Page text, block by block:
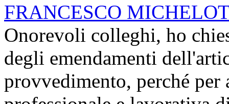
FRANCESCO
Onorevoli colleghi, ho
degli emendamenti
provvedimento, perché per